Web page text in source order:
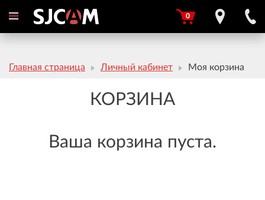
0
Главная страница Личный кабинет Моя корзина
КОРЗИНА
Ваша корзина пуста.